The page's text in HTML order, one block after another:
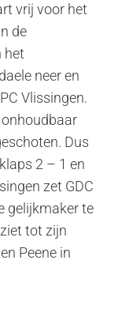
vrij voor het
de
het
neer en
Vlissingen.
Dus
2 – 1 en
zet GDC
gelijkmaker te
tot zijn
Peene in